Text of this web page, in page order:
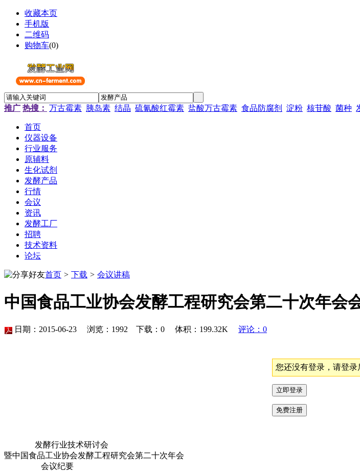
收藏本页
手机版
二维码
购物车(0)
推广 热搜： 万古霉素 胰岛素 结晶 硫氰酸红霉素 盐酸万古霉素 食品防腐剂 淀粉 核苷酸 菌种
首页
仪器设备
行业服务
原辅料
生化试剂
发酵产品
行情
会议
资讯
发酵工厂
招聘
技术资料
论坛
首页 > 下载 > 会议讲稿
中国食品工业协会发酵工程研究会第二十次年会
日期：2015-06-23 浏览： 1992 下载： 0 体积：199.32K 评论：0
您还没有登录，请登录
发酵行业技术研讨会
暨中国食品工业协会发酵工程研究会第二十次年会
会议纪要